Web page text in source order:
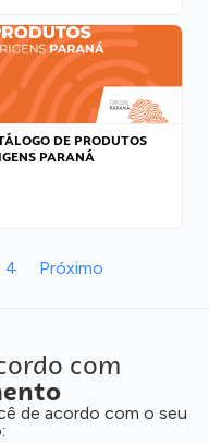
DE PRODUTOS
PARANÁ
4 Próximo
com
de acordo com o seu